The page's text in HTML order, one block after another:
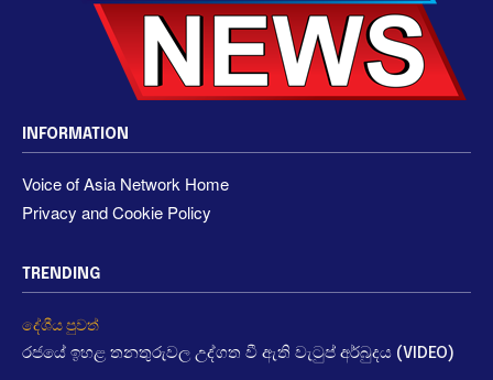
INFORMATION
Voice of Asia Network Home
Privacy and Cookie Policy
TRENDING
දේශීය පුවත්
රජයේ ඉහළ තනතුරුවල උද්ගත වී ඇති වැටුප් අර්බුදය (VIDEO)